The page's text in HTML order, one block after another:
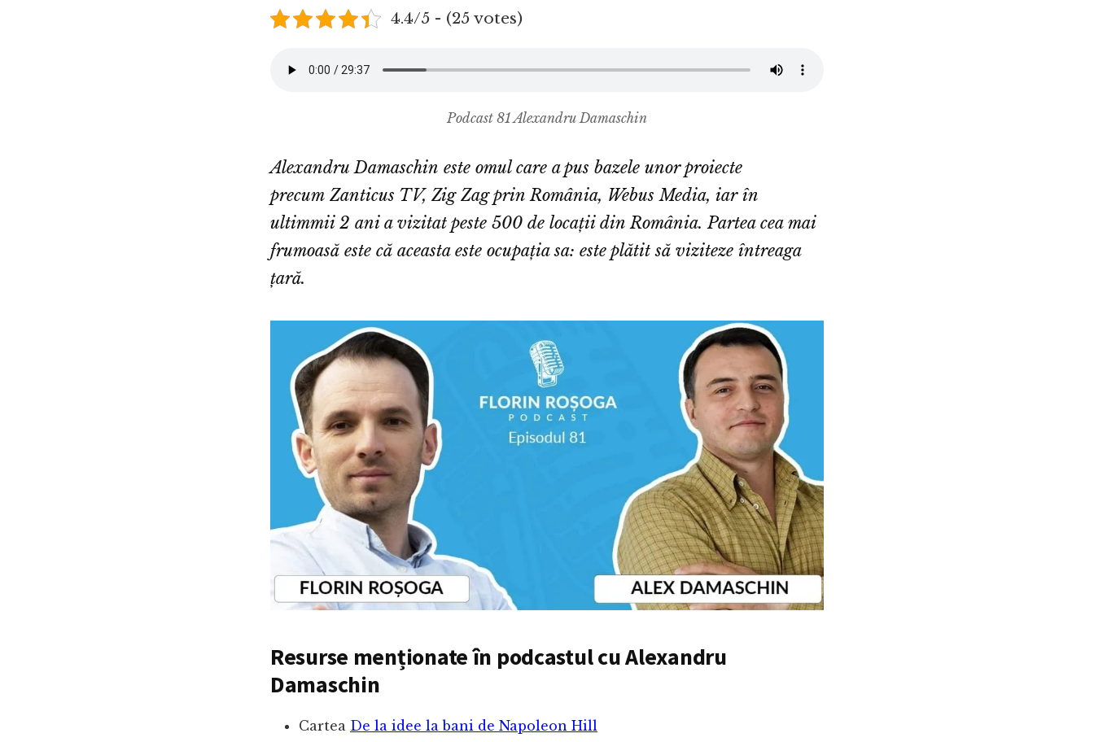
4.4/5 - (25 votes)
Podcast 81 Alexandru Damaschin
Alexandru Damaschin este omul care a pus bazele unor proiecte
precum Zanticus TV, Zig Zag prin România, Webus Media, iar în
ultimmii 2 ani a vizitat peste 500 de locații din România. Partea cea mai
frumoasă este că aceasta este ocupația sa: este plătit să viziteze întreaga
țară.
Resurse menționate în podcastul cu Alexandru
Damaschin
Cartea De la idee la bani de Napoleon Hill